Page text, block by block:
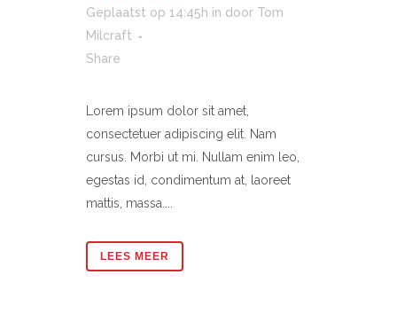
Geplaatst op 14:45h in door Tom
Milcraft
Share
Lorem ipsum dolor sit amet,
consectetuer adipiscing elit. Nam
cursus. Morbi ut mi. Nullam enim leo,
egestas id, condimentum at, laoreet
mattis, massa....
LEES MEER